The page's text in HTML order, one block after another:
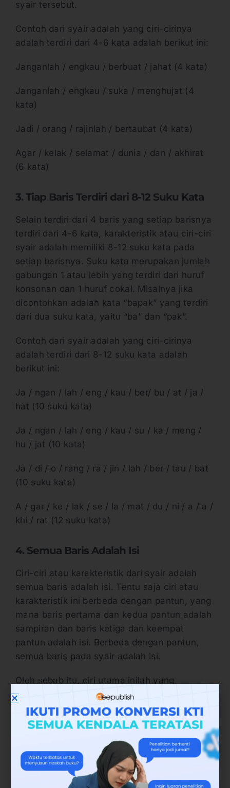
syair tersebut.
Contoh dari syair adalah yang ciri-cirinya
adalah terdiri dari 4-6 kata adalah berikut ini:
Janganlah / engkau / berbuat / jahat (4 kata)
Janganlah / engkau / suka / menghujat (4
kata)
Jadi / orang / rajinlah / bertaubat (4 kata)
Agar / kelak / selamat / dunia / dan / akhirat
(6 kata)
3. Tiap Baris Terdiri dari 8-12 Suku Kata
Selain terdiri dari 4 baris yang setiap barisnya
terdiri dari 4-6 kata, karakteristik atau ciri-ciri
syair adalah memiliki 8-12 suku kata pada
setiap barisnya. Suku kata merupakan jumlah
gabungan 1 atau lebih yang terdiri dari huruf
konsonan dan 1 huruf cokal. Misalnya jika
dicontohkan adalah kata “bapak” yang terdiri
dari dua suku kata, yaitu “ba” dan “pak”.
Contoh dari syair adalah yang ciri-cirinya
adalah terdiri dari 8-12 suku kata adalah
berikut ini:
Ja / ngan / lah / eng / kau / ber/ bu / at / ja /
hat (10 suku kata)
Ja / ngan / lah / eng / kau / su / ka / meng /
hu / jat (10 kata)
Ja / di / o / rang / ra / jin / lah / ber / tau / bat
(10 suku kata)
A / gar / ke / lak / se / la / mat / du / ni / a / a /
khi / rat (12 suku kata)
4. Semua Baris Adalah Isi
Ciri-ciri atau karakteristik dari syair adalah
semua baris adalah isi. Tentu saja ciri atau
karakteristik ini berbeda dengan pantun, yang
mana baris pertama dan kedua pantun adalah
sampiran dan baris ketiga dan keempat
pantun adalah isi. Berbeda dengan pantun,
semua baris pada syair adalah isi.
Oleh sebab itu, ciri utama inilah yang
membedakan syair dengan karya sastra lain,
terutama pantun dan puisi lama lainnya.
Sehingga 4 baris pada syair semuanya berisi
isi. Hal ini bisa dilihat pada setiap baris yang
merupakan isi, karena setiap kalimatnya
memiliki inti dan juga pesan yang ingin
disampaikan.